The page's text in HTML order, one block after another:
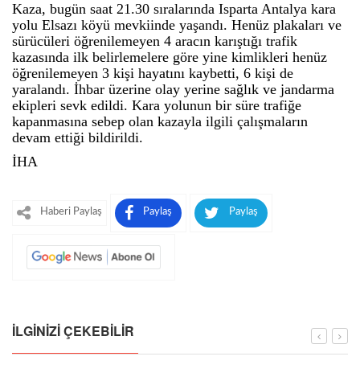
Kaza, bugün saat 21.30 sıralarında Isparta Antalya kara
yolu Elsazı köyü mevkiinde yaşandı. Henüz plakaları ve
sürücüleri öğrenilemeyen 4 aracın karıştığı trafik
kazasında ilk belirlemelere göre yine kimlikleri henüz
öğrenilemeyen 3 kişi hayatını kaybetti, 6 kişi de
yaralandı. İhbar üzerine olay yerine sağlık ve jandarma
ekipleri sevk edildi. Kara yolunun bir süre trafiğe
kapanmasına sebep olan kazayla ilgili çalışmaların
devam ettiği bildirildi.
İHA
Haberi Paylaş Paylaş Paylaş
İLGINIZI ÇEKEBILIR